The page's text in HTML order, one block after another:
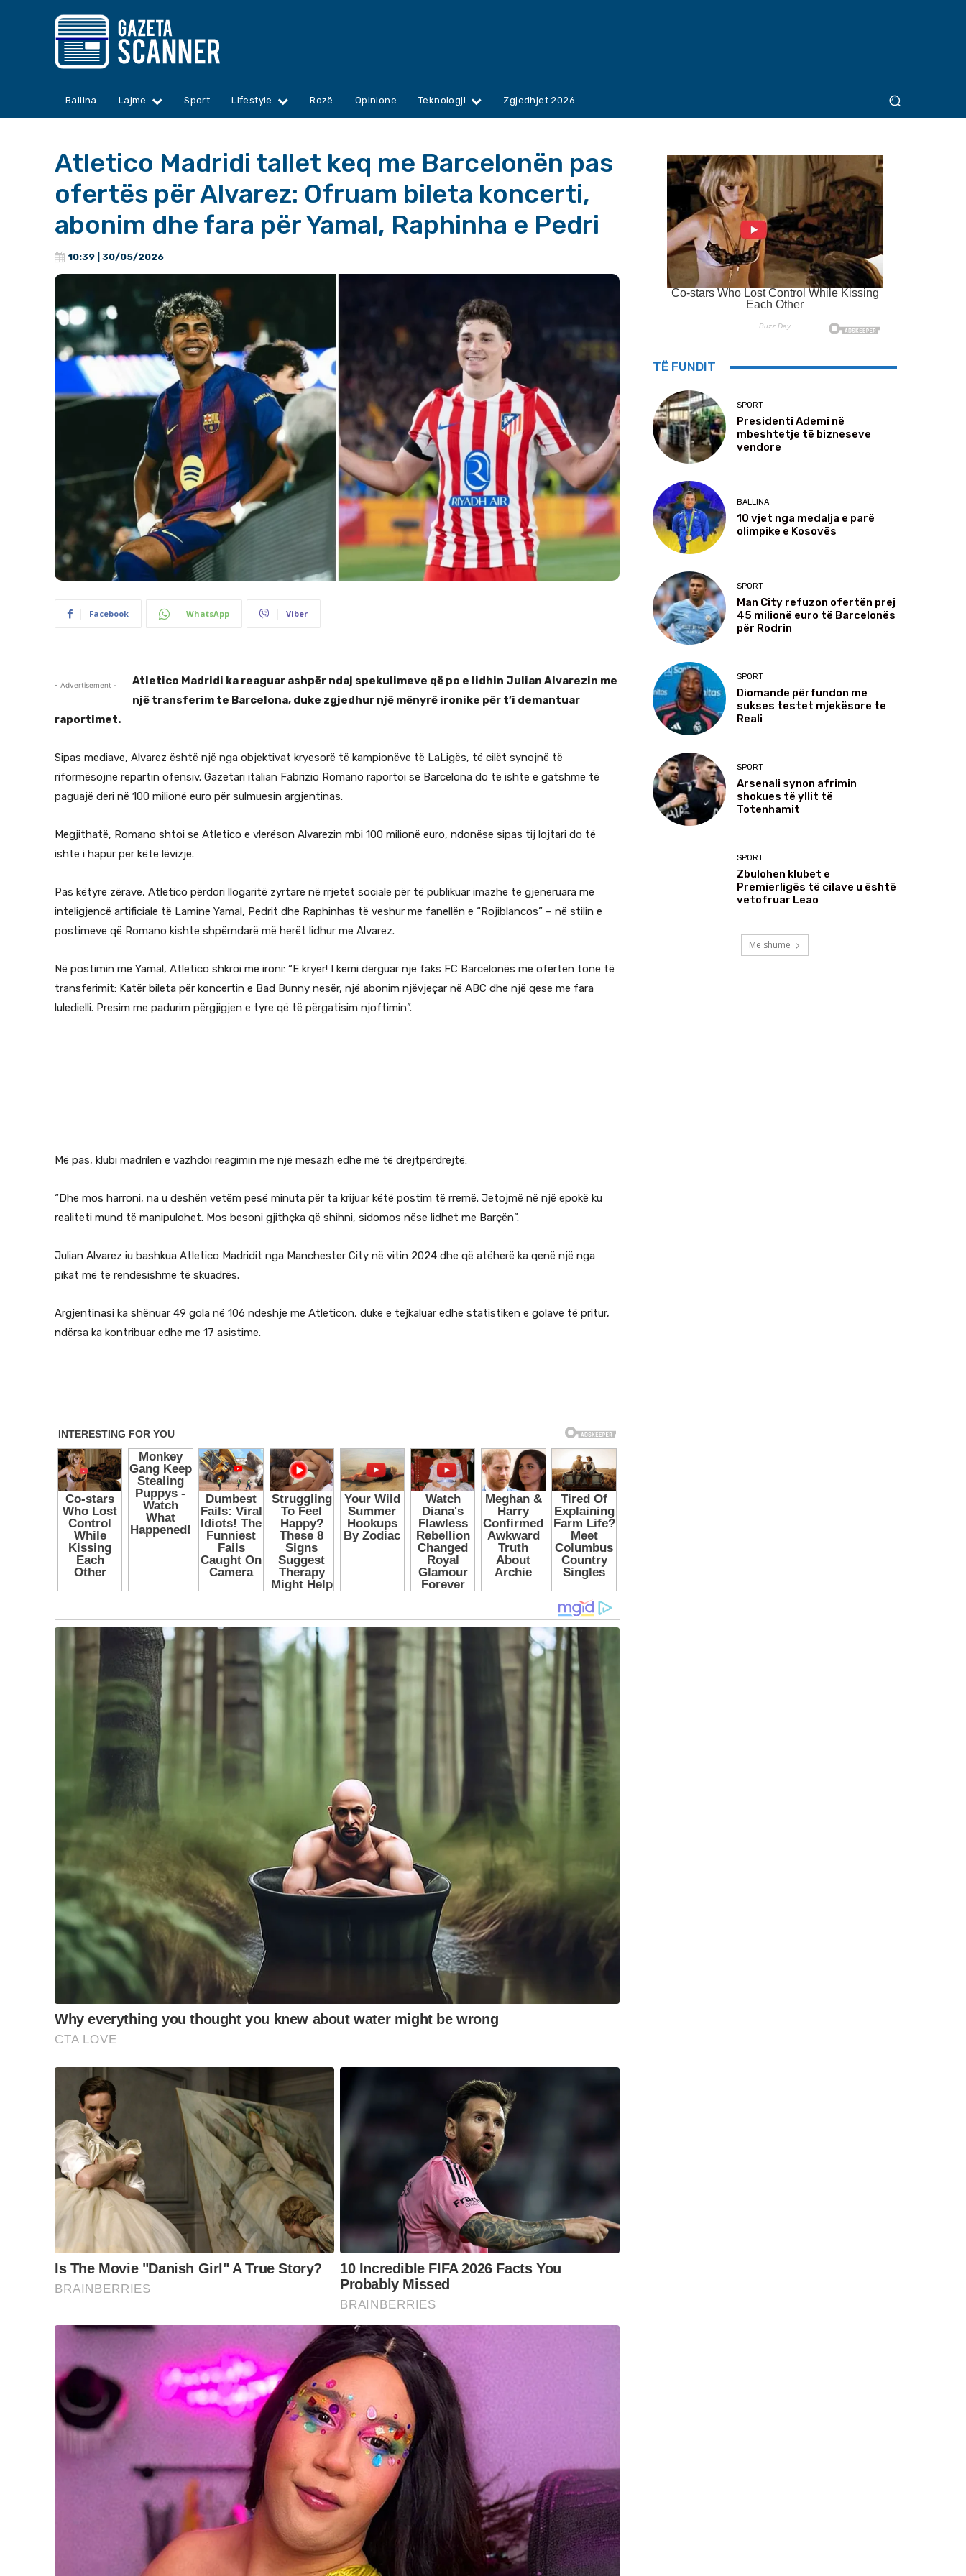
Ballina Lajme Sport Lifestyle Rozë Opinione Teknologji Zgjedhjet 2026
Atletico Madridi tallet keq me Barcelonën pas
ofertës për Alvarez: Ofruam bileta koncerti,
abonim dhe fara për Yamal, Raphinha e Pedri
10:39 | 30/05/2026
Facebook WhatsApp Viber
- Advertisement -
Atletico Madridi ka reaguar ashpër ndaj spekulimeve që po e lidhin Julian Alvarezin me
një transferim te Barcelona, duke zgjedhur një mënyrë ironike për t’i demantuar
raportimet.
Sipas mediave, Alvarez është një nga objektivat kryesorë të kampionëve të LaLigës, të cilët synojnë të
riformësojnë repartin ofensiv. Gazetari italian Fabrizio Romano raportoi se Barcelona do të ishte e gatshme të
paguajë deri në 100 milionë euro për sulmuesin argjentinas.
Megjithatë, Romano shtoi se Atletico e vlerëson Alvarezin mbi 100 milionë euro, ndonëse sipas tij lojtari do të
ishte i hapur për këtë lëvizje.
Pas këtyre zërave, Atletico përdori llogaritë zyrtare në rrjetet sociale për të publikuar imazhe të gjeneruara me
inteligjencë artificiale të Lamine Yamal, Pedrit dhe Raphinhas të veshur me fanellën e “Rojiblancos” – në stilin e
postimeve që Romano kishte shpërndarë më herët lidhur me Alvarez.
Në postimin me Yamal, Atletico shkroi me ironi: “E kryer! I kemi dërguar një faks FC Barcelonës me ofertën tonë të
transferimit: Katër bileta për koncertin e Bad Bunny nesër, një abonim njëvjeçar në ABC dhe një qese me fara
luledielli. Presim me padurim përgjigjen e tyre që të përgatisim njoftimin”.
Më pas, klubi madrilen e vazhdoi reagimin me një mesazh edhe më të drejtpërdrejtë:
“Dhe mos harroni, na u deshën vetëm pesë minuta për ta krijuar këtë postim të rremë. Jetojmë në një epokë ku
realiteti mund të manipulohet. Mos besoni gjithçka që shihni, sidomos nëse lidhet me Barçën”.
Julian Alvarez iu bashkua Atletico Madridit nga Manchester City në vitin 2024 dhe që atëherë ka qenë një nga
pikat më të rëndësishme të skuadrës.
Argjentinasi ka shënuar 49 gola në 106 ndeshje me Atleticon, duke e tejkaluar edhe statistiken e golave të pritur,
ndërsa ka kontribuar edhe me 17 asistime.
TË FUNDIT
SPORT
Presidenti Ademi në
mbeshtetje të bizneseve
vendore
BALLINA
10 vjet nga medalja e parë
olimpike e Kosovës
SPORT
Man City refuzon ofertën prej
45 milionë euro të Barcelonës
për Rodrin
SPORT
Diomande përfundon me
sukses testet mjekësore te
Reali
SPORT
Arsenali synon afrimin
shokues të yllit të
Totenhamit
SPORT
Zbulohen klubet e
Premierligës të cilave u është
vetofruar Leao
Më shumë